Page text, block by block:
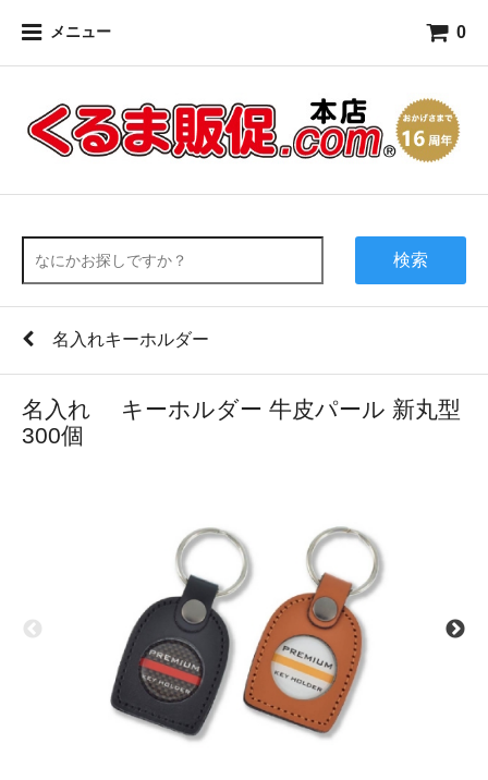
メニュー 0
検索
名入れキーホルダー
名入れ キーホルダー 牛皮パール 新丸型
300個